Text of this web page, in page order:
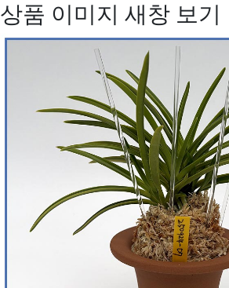
상품 이미지 새창 보기